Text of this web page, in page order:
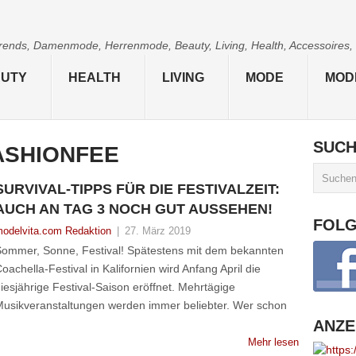
Damenmode, Herrenmode, Beauty, Living, Health,
HEALTH LIVING MODE
TIPPS FÜR DIE FESTIVALZEIT:
AN TAG 3 NOCH GUT AUSSEHEN!
Redaktion 27. März 2019
Sonne, Festival! Spätestens mit dem bekannten
Festival in Kalifornien wird Anfang April die
Festival-Saison eröffnet. Mehrtägige
werden immer beliebter. Wer schon
Mehr lesen